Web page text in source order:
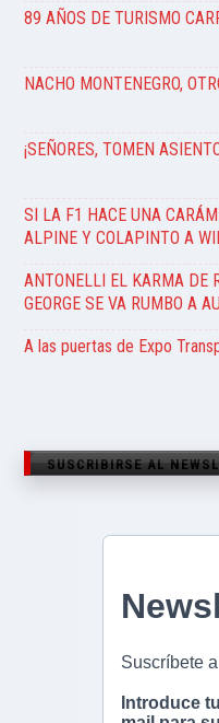
89 AÑOS DE TURISMO
NACHO MONTENEGRO,
¡SEÑORES, TOMEN
SI LA F1 HACE UNA
ALPINE Y COLAPINTO A
ANTONELLI EL KARMA DE
GEORGE SE VA RUMBO A
A las puertas de Expo
SUSCRIBIRSE AL